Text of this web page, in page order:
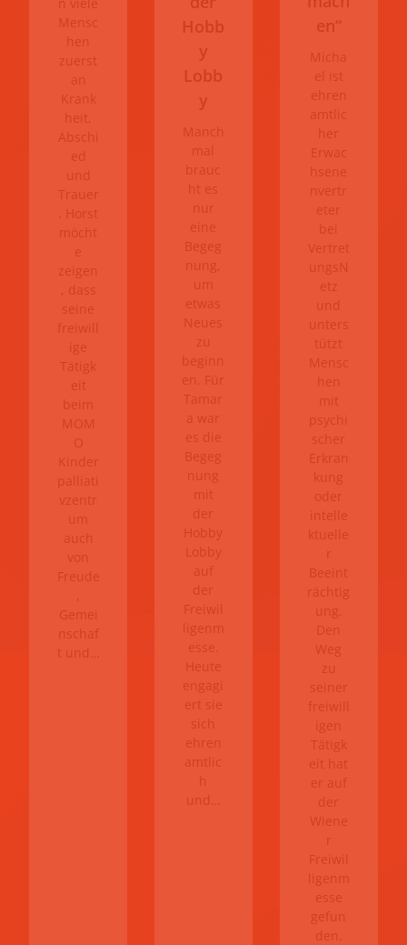
Mensc
hen
zuerst
an
Krank
heit,
Abschi
ed
und
Trauer
. Horst
möcht
e
zeigen
, dass
seine
freiwill
ige
Tätigk
eit
beim
MOM
O
Kinder
palliati
vzentr
um
auch
von
Freude
,
Gemei
nschaf
t und…
Hobb
y
Lobb
y
Manch
mal
brauc
ht es
nur
eine
Begeg
nung,
um
etwas
Neues
zu
beginn
en. Für
Tamar
a war
es die
Begeg
nung
mit
der
Hobby
Lobby
auf
der
Freiwil
ligenm
esse.
Heute
engagi
ert sie
sich
ehren
amtlic
h
und…
en“
Micha
el ist
ehren
amtlic
her
Erwac
hsene
nvertr
eter
bei
Vertret
ungsN
etz
und
unters
tützt
Mensc
hen
mit
psychi
scher
Erkran
kung
oder
intelle
ktuelle
r
Beeint
rächtig
ung.
Den
Weg
zu
seiner
freiwill
igen
Tätigk
eit hat
er auf
der
Wiene
r
Freiwil
ligenm
esse
gefun
den.